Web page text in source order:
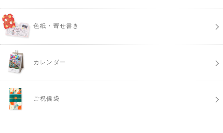
色紙・寄せ書き
カレンダー
ご祝儀袋